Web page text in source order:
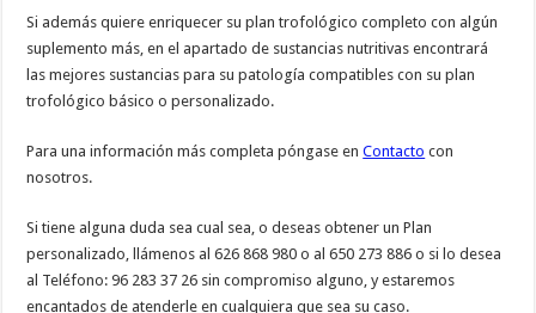
Si además quiere enriquecer su plan trofológico completo con algún
suplemento más, en el apartado de sustancias nutritivas encontrará
las mejores sustancias para su patología compatibles con su plan
trofológico básico o personalizado.
Para una información más completa póngase enContacto con
nosotros.
Si tiene alguna duda sea cual sea, o deseas obtener un Plan
personalizado, llámenos al 626 868 980 o al 650 273 886 o si lo desea
al Teléfono: 96 283 37 26 sin compromiso alguno, y estaremos
encantados de atenderle en cualquiera que sea su caso.